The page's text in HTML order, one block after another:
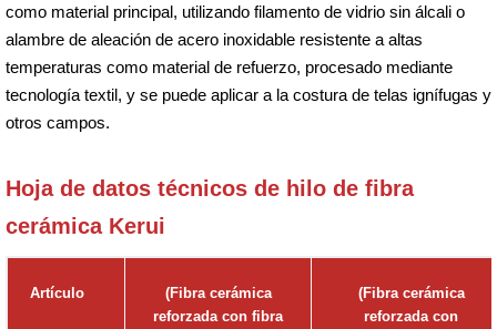
como material principal, utilizando filamento de vidrio sin álcali o
alambre de aleación de acero inoxidable resistente a altas
temperaturas como material de refuerzo, procesado mediante
tecnología textil, y se puede aplicar a la costura de telas ignífugas y
otros campos.
Hoja de datos técnicos de hilo de fibra
cerámica Kerui
Artículo
(Fibra cerámica
reforzada con fibra
(Fibra cerámica
reforzada con